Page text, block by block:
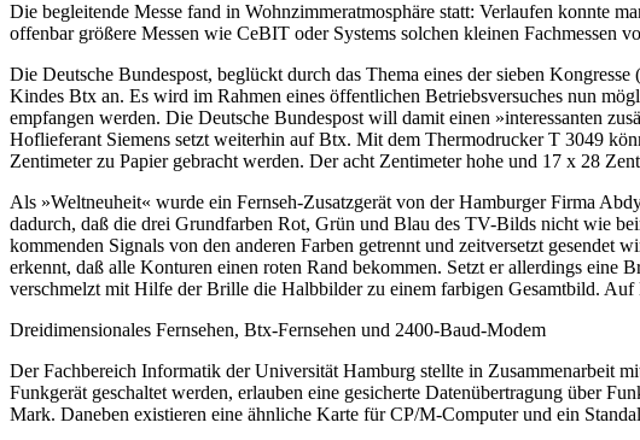
Die begleitende Messe fand in Wohnzimmeratmosphäre statt: Verlaufen konnte
offenbar größere Messen wie CeBIT oder Systems solchen kleinen Fachmessen
Die Deutsche Bundespost, beglückt durch das Thema eines der sieben
Kindes Btx an. Es wird im Rahmen eines öffentlichen Betriebsversuches nun
empfangen werden. Die Deutsche Bundespost will damit einen »interessanten
Hoflieferant Siemens setzt weiterhin auf Btx. Mit dem Thermodrucker T 3049
Zentimeter zu Papier gebracht werden. Der acht Zentimeter hohe und 17 x 28
Als »Weltneuheit« wurde ein Fernseh-Zusatzgerät von der Hamburger Firma
dadurch, daß die drei Grundfarben Rot, Grün und Blau des TV-Bilds nicht wie
kommenden Signals von den anderen Farben getrennt und zeitversetzt
erkennt, daß alle Konturen einen roten Rand bekommen. Setzt er allerdings eine
verschmelzt mit Hilfe der Brille die Halbbilder zu einem farbigen Gesamtbild.
Dreidimensionales Fernsehen, Btx-Fernsehen und 2400-Baud-Modem
Der Fachbereich Informatik der Universität Hamburg stellte in Zusammenarbeit
Funkgerät geschaltet werden, erlauben eine gesicherte Datenübertragung über
Mark. Daneben existieren eine ähnliche Karte für CP/M-Computer und ein